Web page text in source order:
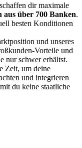
dir maximale
aus über 700 Banken.
besten Konditionen
und unseres
Vorteile und
nur schwer erhältst.
Zeit, um deine
und integrieren
du keine staatliche